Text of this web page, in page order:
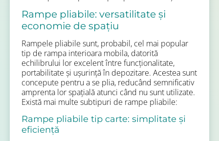
Rampe pliabile: versatilitate și
economie de spațiu
Rampele pliabile sunt, probabil, cel mai popular
tip de rampa interioara mobila, datorită
echilibrului lor excelent între funcționalitate,
portabilitate și ușurință în depozitare. Acestea sunt
concepute pentru a se plia, reducând semnificativ
amprenta lor spațială atunci când nu sunt utilizate.
Există mai multe subtipuri de rampe pliabile:
Rampe pliabile tip carte: simplitate și
eficiență